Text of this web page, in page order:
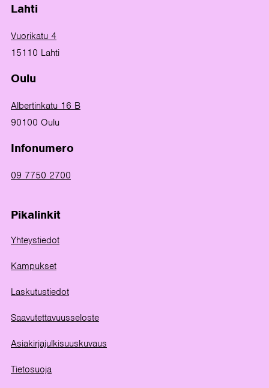
Lahti
Vuorikatu 4
15110 Lahti
Oulu
Albertinkatu 16 B
90100 Oulu
Infonumero
09 7750 2700
Pikalinkit
Yhteystiedot
Kampukset
Laskutustiedot
Saavutettavuusseloste
Asiakirjajulkisuuskuvaus
Tietosuoja